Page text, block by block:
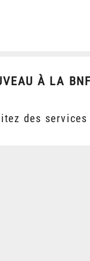
À LA
des